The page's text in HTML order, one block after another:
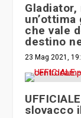
che vale
destino
23 Mag 2021,
slovacco